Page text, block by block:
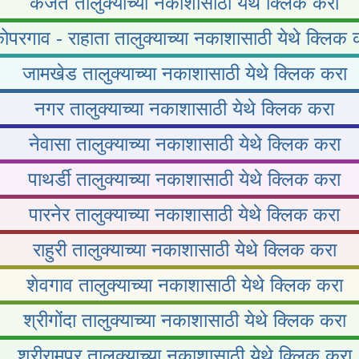
- राहाता तालुक्याच्या नकाशासाठी येथे क्लिक
जामखेड तालुक्याच्या नकाशासाठी येथे क्लिक करा
नगर तालुक्याच्या नकाशासाठी येथे क्लिक करा
नेवासा तालुक्याच्या नकाशासाठी येथे क्लिक करा
पाथर्डी तालुक्याच्या नकाशासाठी येथे क्लिक करा
पारनेर तालुक्याच्या नकाशासाठी येथे क्लिक करा
राहुरी तालुक्याच्या नकाशासाठी येथे क्लिक करा
शेवगाव तालुक्याच्या नकाशासाठी येथे क्लिक करा
श्रीगोंदा तालुक्याच्या नकाशासाठी येथे क्लिक करा